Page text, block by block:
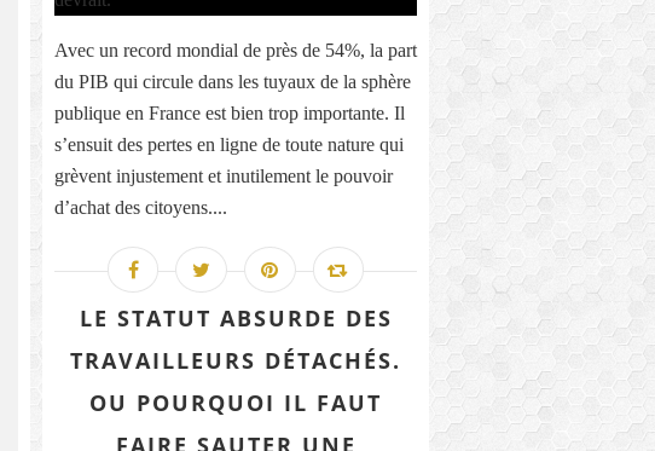
Avec un record mondial de près de 54%, la part
du PIB qui circule dans les tuyaux de la sphère
publique en France est bien trop importante. Il
s’ensuit des pertes en ligne de toute nature qui
grèvent injustement et inutilement le pouvoir
d’achat des citoyens....
LE STATUT ABSURDE DES
TRAVAILLEURS DÉTACHÉS.
OU POURQUOI IL FAUT
FAIRE SAUTER UNE